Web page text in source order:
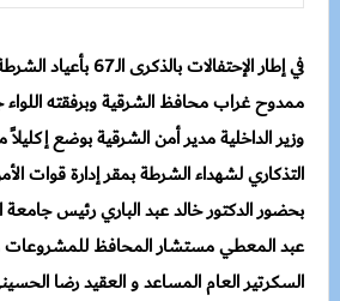
في إطار الإحتفالات
ممدوح غراب محافظ الشرقية وبرفقته
وزير الداخلية مدير أمن الشرقية بوضع
التذكاري لشهداء الشرطة بمقر إدارة قوات
بحضور الدكتور خالد عبد الباري رئيس جامعة
عبد المعطي مستشار المحافظ للمشروعات
السكرتير العام المساعد و العقيد رضا